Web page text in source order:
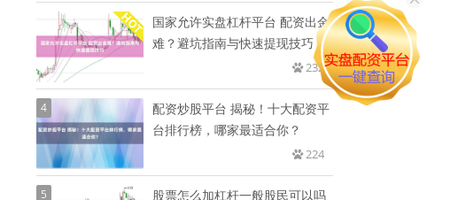
国家允许实盘杠杆平台 配资出金
难？避坑指南与快速提现技巧
232
4
配资炒股平台 揭秘！十大配资平
台排行榜，哪家最适合你？
224
5
股票怎么加杠杆一般股民可以吗